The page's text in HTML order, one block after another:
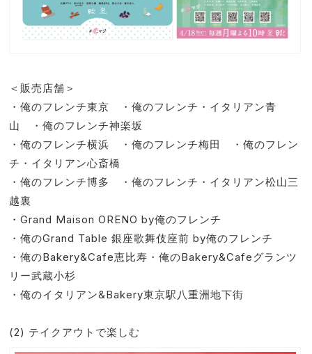
＜販売店舗＞
・俺のフレンチ東京 ・俺のフレンチ・イタリアン青
山 ・俺のフレンチ神楽坂
・俺のフレンチ横浜 ・俺のフレンチ梅田 ・俺のフレン
チ・イタリアン心斎橋
・俺のフレンチ博多 ・俺のフレンチ・イタリアン松山三
越裏
・Grand Maison ORENO by俺のフレンチ
・俺のGrand Table 銀座歌舞伎座前 by俺のフレンチ
・俺のBakery&Cafe恵比寿・俺のBakery&Cafeグランツ
リー武蔵小杉
・俺のイタリアン&Bakery東京駅八重洲地下街
(2) テイクアウトで楽しむ